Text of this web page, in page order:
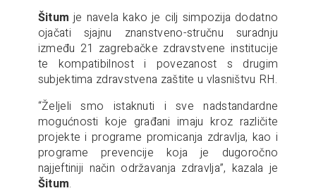
Šitum je navela kako je cilj simpozija dodatno
ojačati sjajnu znanstveno-stručnu suradnju
između 21 zagrebačke zdravstvene institucije
te kompatibilnost i povezanost s drugim
subjektima zdravstvena zaštite u vlasništvu RH.
“Željeli smo istaknuti i sve nadstandardne
mogućnosti koje građani imaju kroz različite
projekte i programe promicanja zdravlja, kao i
programe prevencije koja je dugoročno
najjeftiniji način održavanja zdravlja”, kazala je
Šitum.